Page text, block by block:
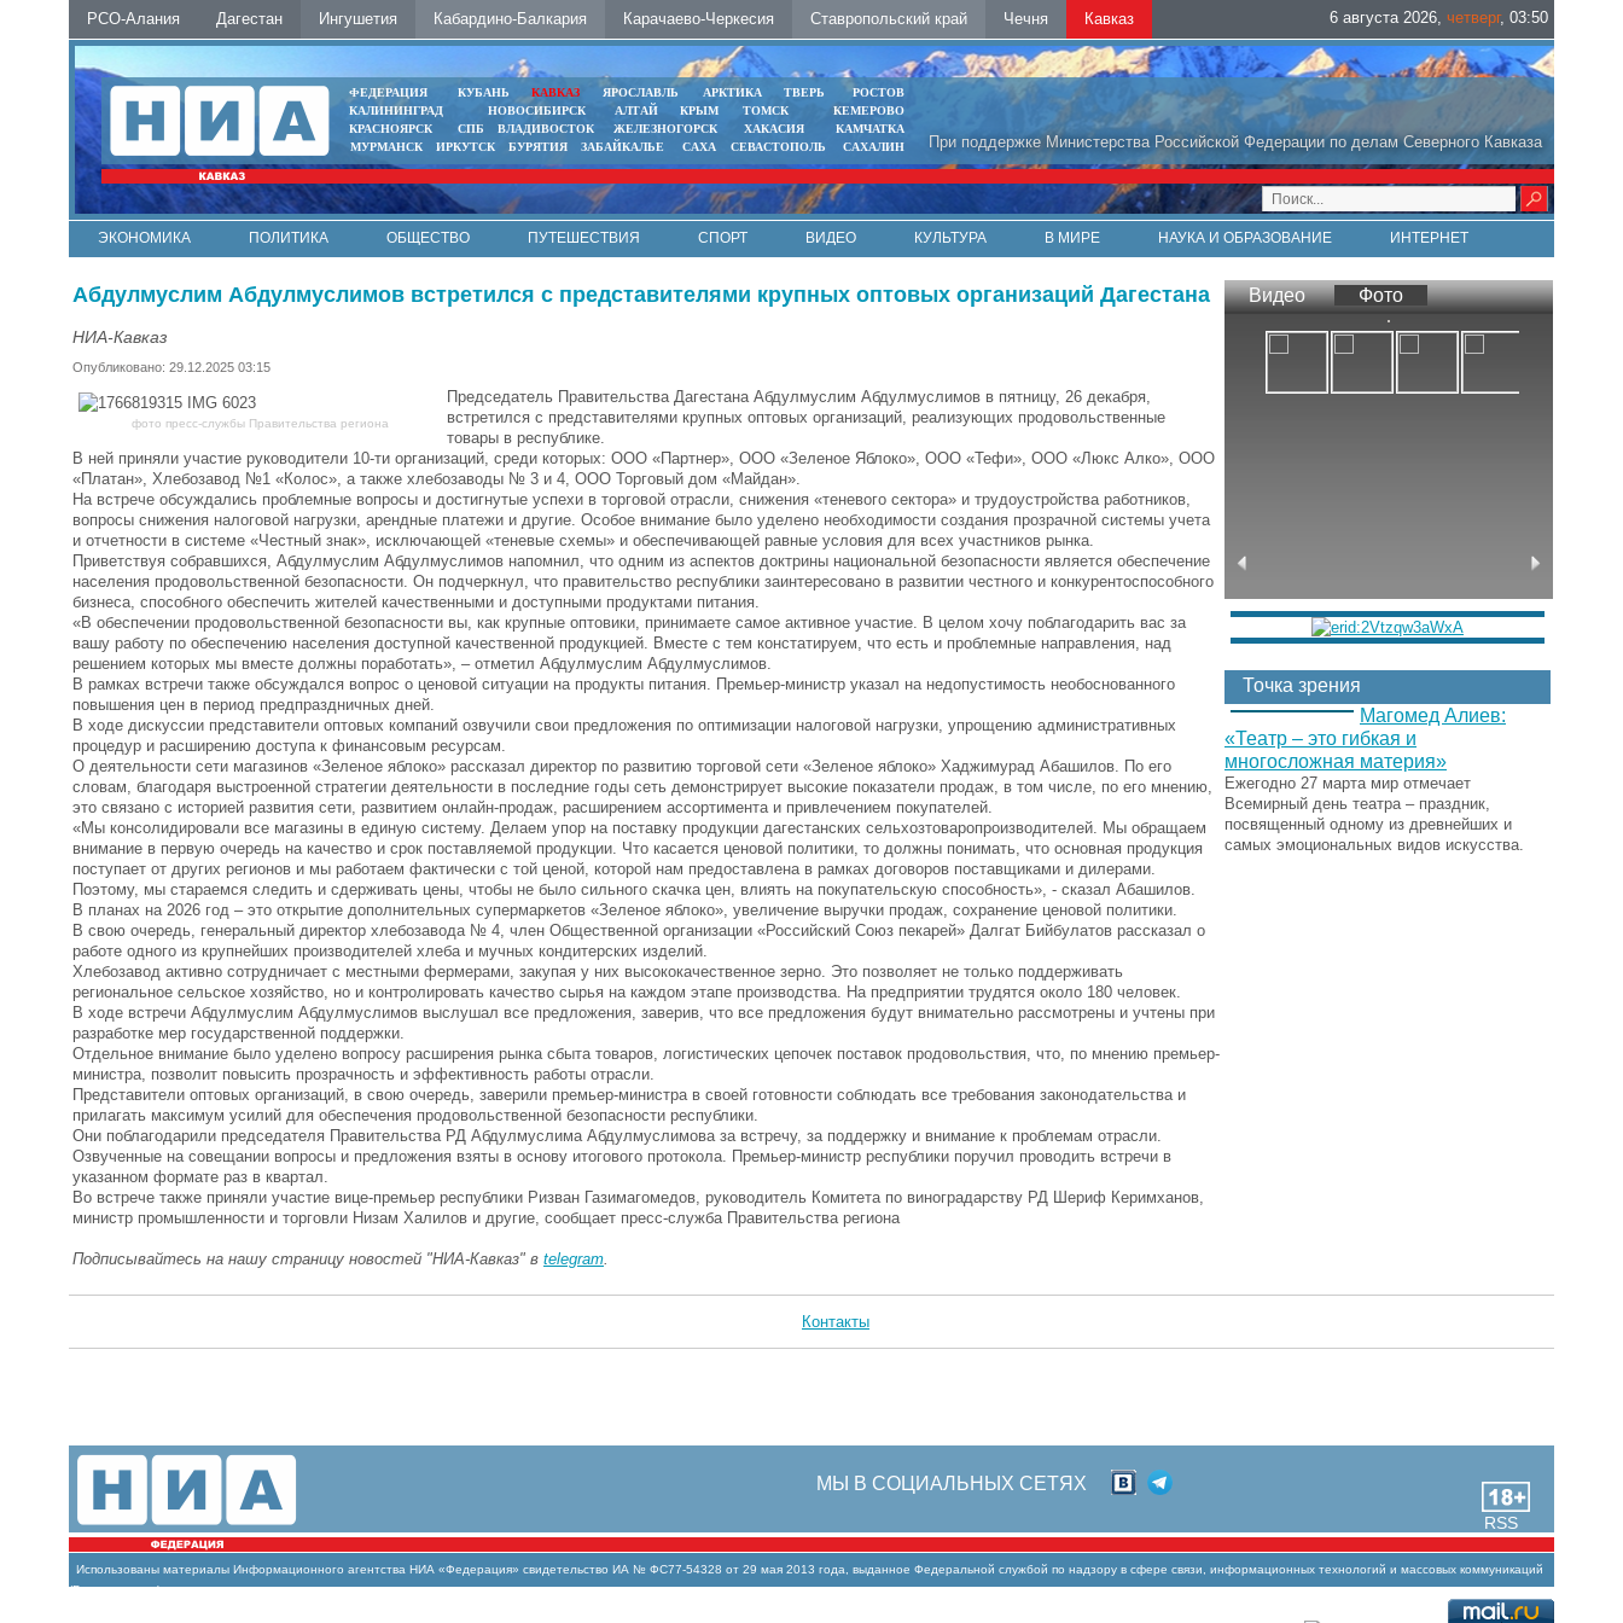
РСО-Алания Дагестан Ингушетия Кабардино-Балкария Карачаево-Черкесия Ставропольский край Чечня Кавказ 6 августа 2026, четверг, 03:50
При поддержке Министерства Российской Федерации по делам Северного Кавказа
ФЕДЕРАЦИЯ КУБАНЬ КАВКАЗ ЯРОСЛАВЛЬ АРКТИКА ТВЕРЬ
РОСТОВ
КАЛИНИНГРАД
НОВОСИБИРСК АЛТАЙ КРЫМ ТОМСК
КЕМЕРОВО
КРАСНОЯРСК
СПБ ВЛАДИВОСТОК ЖЕЛЕЗНОГОРСК ХАКАСИЯ
КАМЧАТКА
МУРМАНСК
ИРКУТСК БУРЯТИЯ ЗАБАЙКАЛЬЕ САХА СЕВАСТОПОЛЬ САХАЛИН
ЭКОНОМИКА ПОЛИТИКА ОБЩЕСТВО ПУТЕШЕСТВИЯ СПОРТ ВИДЕО КУЛЬТУРА В МИРЕ НАУКА И ОБРАЗОВАНИЕ
ИНТЕРНЕТ
Абдулмуслим Абдулмуслимов встретился с представителями крупных оптовых организаций Дагестана
НИА-Кавказ
Опубликовано: 29.12.2025 03:15
фото пресс-службы Правительства региона
Председатель Правительства Дагестана Абдулмуслим Абдулмуслимов в пятницу, 26 декабря,
встретился с представителями крупных оптовых организаций, реализующих продовольственные
товары в республике.
В ней приняли участие руководители 10-ти организаций, среди которых: ООО «Партнер», ООО «Зеленое Яблоко», ООО «Тефи», ООО «Люкс Алко», ООО
«Платан», Хлебозавод №1 «Колос», а также хлебозаводы № 3 и 4, ООО Торговый дом «Майдан».
На встрече обсуждались проблемные вопросы и достигнутые успехи в торговой отрасли, снижения «теневого сектора» и трудоустройства работников,
вопросы снижения налоговой нагрузки, арендные платежи и другие. Особое внимание было уделено необходимости создания прозрачной системы учета
и отчетности в системе «Честный знак», исключающей «теневые схемы» и обеспечивающей равные условия для всех участников рынка.
Приветствуя собравшихся, Абдулмуслим Абдулмуслимов напомнил, что одним из аспектов доктрины национальной безопасности является обеспечение
населения продовольственной безопасности. Он подчеркнул, что правительство республики заинтересовано в развитии честного и конкурентоспособного
бизнеса, способного обеспечить жителей качественными и доступными продуктами питания.
«В обеспечении продовольственной безопасности вы, как крупные оптовики, принимаете самое активное участие. В целом хочу поблагодарить вас за
вашу работу по обеспечению населения доступной качественной продукцией. Вместе с тем констатируем, что есть и проблемные направления, над
решением которых мы вместе должны поработать», – отметил Абдулмуслим Абдулмуслимов.
В рамках встречи также обсуждался вопрос о ценовой ситуации на продукты питания. Премьер-министр указал на недопустимость необоснованного
повышения цен в период предпраздничных дней.
В ходе дискуссии представители оптовых компаний озвучили свои предложения по оптимизации налоговой нагрузки, упрощению административных
процедур и расширению доступа к финансовым ресурсам.
О деятельности сети магазинов «Зеленое яблоко» рассказал директор по развитию торговой сети «Зеленое яблоко» Хаджимурад Абашилов. По его
словам, благодаря выстроенной стратегии деятельности в последние годы сеть демонстрирует высокие показатели продаж, в том числе, по его мнению,
это связано с историей развития сети, развитием онлайн-продаж, расширением ассортимента и привлечением покупателей.
«Мы консолидировали все магазины в единую систему. Делаем упор на поставку продукции дагестанских сельхозтоваропроизводителей. Мы обращаем
внимание в первую очередь на качество и срок поставляемой продукции. Что касается ценовой политики, то должны понимать, что основная продукция
поступает от других регионов и мы работаем фактически с той ценой, которой нам предоставлена в рамках договоров поставщиками и дилерами.
Поэтому, мы стараемся следить и сдерживать цены, чтобы не было сильного скачка цен, влиять на покупательскую способность», - сказал Абашилов.
В планах на 2026 год – это открытие дополнительных супермаркетов «Зеленое яблоко», увеличение выручки продаж, сохранение ценовой политики.
В свою очередь, генеральный директор хлебозавода № 4, член Общественной организации «Российский Союз пекарей» Далгат Бийбулатов рассказал о
работе одного из крупнейших производителей хлеба и мучных кондитерских изделий.
Хлебозавод активно сотрудничает с местными фермерами, закупая у них высококачественное зерно. Это позволяет не только поддерживать
региональное сельское хозяйство, но и контролировать качество сырья на каждом этапе производства. На предприятии трудятся около 180 человек.
В ходе встречи Абдулмуслим Абдулмуслимов выслушал все предложения, заверив, что все предложения будут внимательно рассмотрены и учтены при
разработке мер государственной поддержки.
Отдельное внимание было уделено вопросу расширения рынка сбыта товаров, логистических цепочек поставок продовольствия, что, по мнению премьер-
министра, позволит повысить прозрачность и эффективность работы отрасли.
Представители оптовых организаций, в свою очередь, заверили премьер-министра в своей готовности соблюдать все требования законодательства и
прилагать максимум усилий для обеспечения продовольственной безопасности республики.
Они поблагодарили председателя Правительства РД Абдулмуслима Абдулмуслимова за встречу, за поддержку и внимание к проблемам отрасли.
Озвученные на совещании вопросы и предложения взяты в основу итогового протокола. Премьер-министр республики поручил проводить встречи в
указанном формате раз в квартал.
Во встрече также приняли участие вице-премьер республики Ризван Газимагомедов, руководитель Комитета по виноградарству РД Шериф Керимханов,
министр промышленности и торговли Низам Халилов и другие, сообщает пресс-служба Правительства региона
Подписывайтесь на нашу страницу новостей "НИА-Кавказ" в telegram
Видео Фото
Точка зрения
Магомед Алиев:
«Театр – это гибкая и
многосложная материя»
Ежегодно 27 марта мир отмечает
Всемирный день театра – праздник,
посвященный одному из древнейших и
самых эмоциональных видов искусства.
Контакты
RSS
МЫ В СОЦИАЛЬНЫХ СЕТЯХ
Использованы материалы Информационного агентства НИА «Федерация» свидетельство ИА № ФС77-54328 от 29 мая 2013 года, выданное Федеральной службой по надзору в сфере связи, информационных технологий и массовых коммуникаций
(Роскомнадзор)